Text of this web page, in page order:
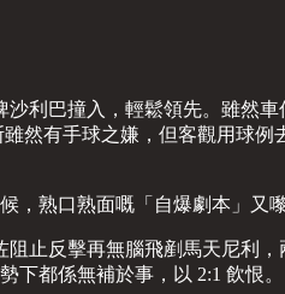
利巴撞入，輕鬆領先。雖然
然有手球之嫌，但客觀用球
，熟口熟面嘅「自爆劇本」又嚟
止反擊再無腦飛剷馬天尼利
都係無補於事，以 2:1 飲恨。